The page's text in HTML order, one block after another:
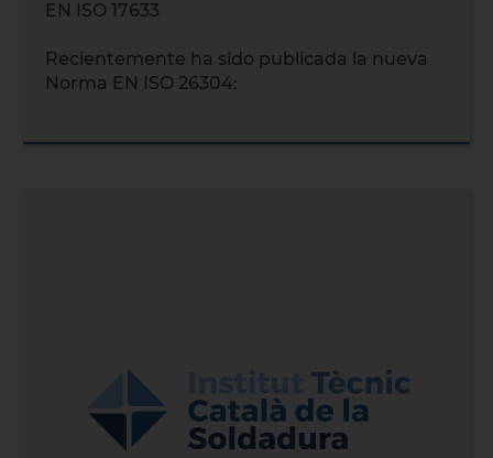
EN ISO 17633
Recientemente ha sido publicada la nueva
Norma EN ISO 26304: